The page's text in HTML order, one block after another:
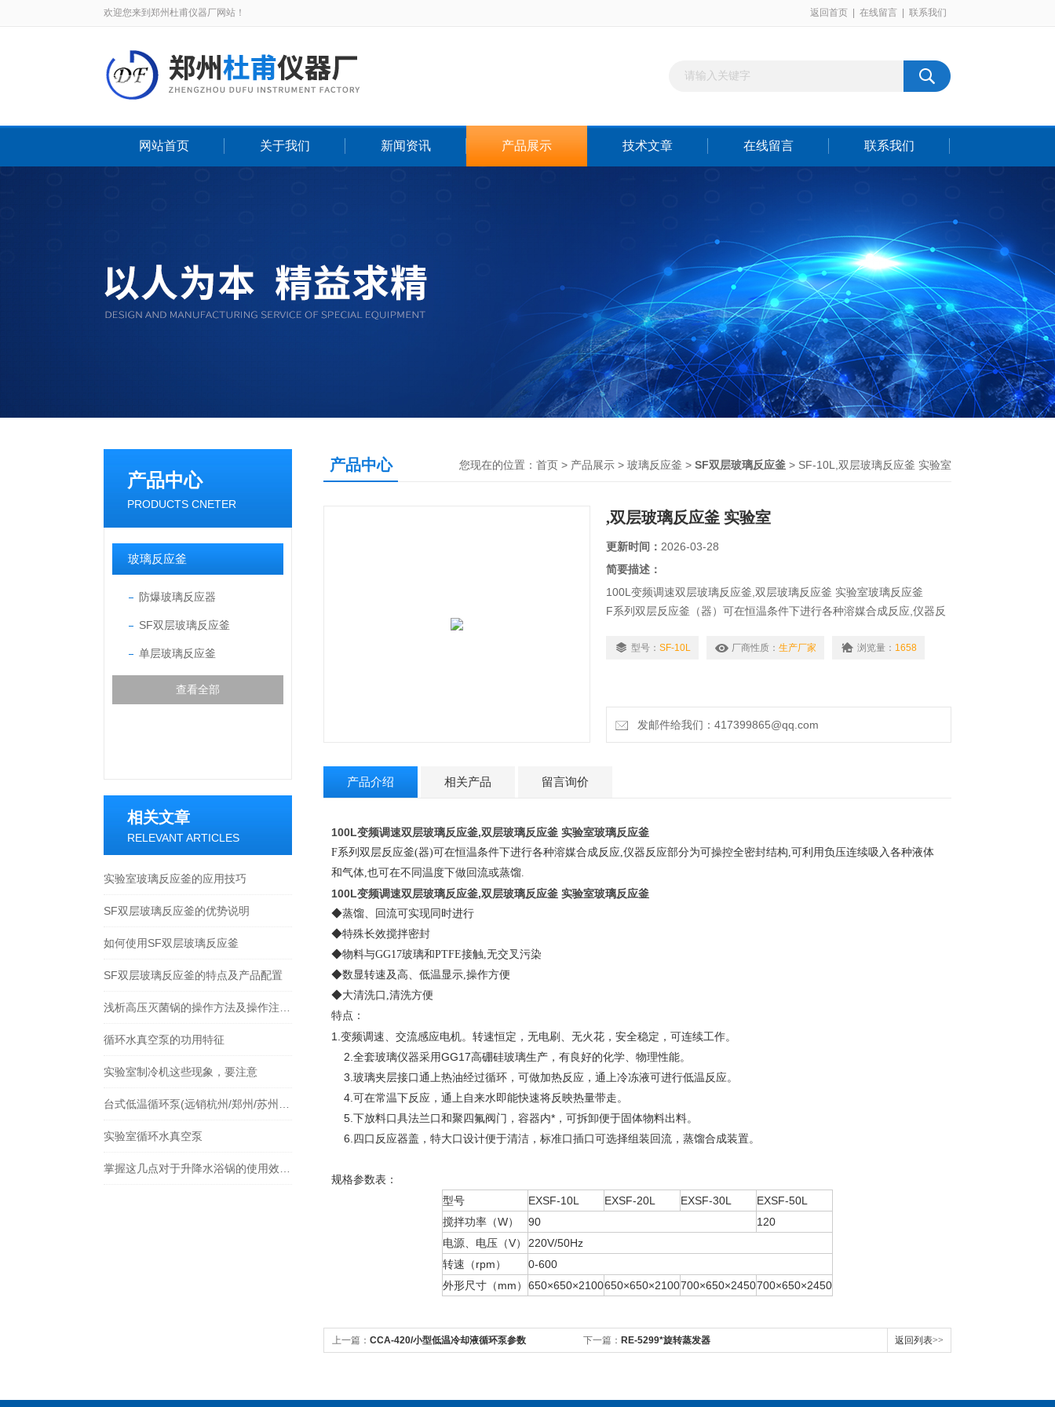
欢迎您来到郑州杜甫仪器厂网站！ 返回首页 在线留言 联系我们
网站首页 关于我们 新闻资讯 产品展示 技术文章 在线留言 联系我们
产品中心
PRODUCTS CNETER
玻璃反应釜
防爆玻璃反应器
SF双层玻璃反应釜
单层玻璃反应釜
查看全部
相关文章
RELEVANT ARTICLES
实验室玻璃反应釜的应用技巧
SF双层玻璃反应釜的优势说明
如何使用SF双层玻璃反应釜
SF双层玻璃反应釜的特点及产品配置
循环水真空泵的功用特征
实验室制冷机这些现象，要注意
实验室循环水真空泵
产品中心 您现在的位置： 首页 > 产品展示 > 玻璃反应釜 > SF双层玻璃反应釜 > SF-10L,双层玻璃反应釜 实验室
,双层玻璃反应釜 实验室
更新时间： 2026-03-28
简要描述：
100L变频调速双层玻璃反应釜,双层玻璃反应釜 实验室玻璃反应釜
F系列双层反应釜（器）可在恒温条件下进行各种溶媒合成反应,仪器反
在不同温度下做回流或蒸馏.
型号： SF-10L 厂商性质： 生产厂家 浏览量： 1658
发邮件给我们：417399865@qq.com
产品介绍 相关产品 留言询价
100L变频调速双层玻璃反应釜,双层玻璃反应釜 实验室玻璃反应釜
F系列双层反应釜(器)可在恒温条件下进行各种溶媒合成反应,仪器反应部分为可操控全密封结构,可利用负压连续吸入各种液体
和气体,也可在不同温度下做回流或蒸馏.
100L变频调速双层玻璃反应釜,双层玻璃反应釜 实验室玻璃反应釜
◆蒸馏、回流可实现同时进行
◆特殊长效搅拌密封
◆物料与GG17玻璃和PTFE接触,无交叉污染
◆数显转速及高、低温显示,操作方便
◆大清洗口,清洗方便
特点：
1.变频调速、交流感应电机。转速恒定，无电刷、无火花，安全稳定，可连续工作。
2.全套玻璃仪器采用GG17高硼硅玻璃生产，有良好的化学、物理性能。
3.玻璃夹层接口通上热油经过循环，可做加热反应，通上冷冻液可进行低温反应。
4.可在常温下反应，通上自来水即能快速将反映热量带走。
5.下放料口具法兰口和聚四氟阀门，容器内*，可拆卸便于固体物料出料。
6.四口反应器盖，特大口设计便于清洁，标准口插口可选择组装回流，蒸馏合成装置。
规格参数表：
型号
EXSF-10L EXSF-20L EXSF-30L
EXSF-50L
搅拌功率（W）
90
120
电源、电压（V）
220V/50Hz
转速（rpm）
0-600
外形尺寸（mm） 650×650×2100650×650×2100700×650×2450700×650×2450
上一篇： CCA-420/小型低温冷却液循环泵参数 下一篇： RE-5299*旋转蒸发器 返回列表>>